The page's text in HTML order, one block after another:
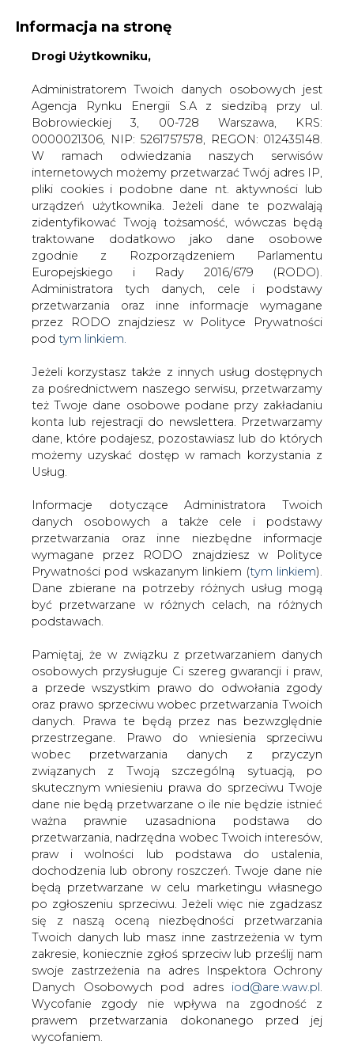
KONTAKT:
WYDAWCA PORTALU:
WYSOKI KONTRAST WIELKOŚĆ TEKSTU A A
ZALOGUJ SIĘ
WŁĄCZ CIRE.TV
Informacja na stronę
Drogi Użytkowniku,
Administratorem Twoich danych osobowych jest
Agencja Rynku Energii S.A z siedzibą przy ul.
Bobrowieckiej 3, 00-728 Warszawa, KRS:
0000021306, NIP: 5261757578, REGON: 012435148.
W ramach odwiedzania naszych serwisów
internetowych możemy przetwarzać Twój adres IP,
pliki cookies i podobne dane nt. aktywności lub
urządzeń użytkownika. Jeżeli dane te pozwalają
zidentyfikować Twoją tożsamość, wówczas będą
traktowane dodatkowo jako dane osobowe
zgodnie z Rozporządzeniem Parlamentu
Europejskiego i Rady 2016/679 (RODO).
Administratora tych danych, cele i podstawy
przetwarzania oraz inne informacje wymagane
przez RODO znajdziesz w Polityce Prywatności
pod tym linkiem.
Jeżeli korzystasz także z innych usług dostępnych
za pośrednictwem naszego serwisu, przetwarzamy
też Twoje dane osobowe podane przy zakładaniu
konta lub rejestracji do newslettera. Przetwarzamy
dane, które podajesz, pozostawiasz lub do których
możemy uzyskać dostęp w ramach korzystania z
Usług.
Informacje dotyczące Administratora Twoich
danych osobowych a także cele i podstawy
przetwarzania oraz inne niezbędne informacje
wymagane przez RODO znajdziesz w Polityce
Prywatności pod wskazanym linkiem (tym linkiem).
Dane zbierane na potrzeby różnych usług mogą
być przetwarzane w różnych celach, na różnych
podstawach.
Pamiętaj, że w związku z przetwarzaniem danych
osobowych przysługuje Ci szereg gwarancji i praw,
a przede wszystkim prawo do odwołania zgody
oraz prawo sprzeciwu wobec przetwarzania Twoich
danych. Prawa te będą przez nas bezwzględnie
przestrzegane. Prawo do wniesienia sprzeciwu
wobec przetwarzania danych z przyczyn
związanych z Twoją szczególną sytuacją, po
skutecznym wniesieniu prawa do sprzeciwu Twoje
dane nie będą przetwarzane o ile nie będzie istnieć
ważna prawnie uzasadniona podstawa do
przetwarzania, nadrzędna wobec Twoich interesów,
praw i wolności lub podstawa do ustalenia,
dochodzenia lub obrony roszczeń. Twoje dane nie
będą przetwarzane w celu marketingu własnego
po zgłoszeniu sprzeciwu. Jeżeli więc nie zgadzasz
się z naszą oceną niezbędności przetwarzania
Twoich danych lub masz inne zastrzeżenia w tym
zakresie, koniecznie zgłoś sprzeciw lub prześlij nam
swoje zastrzeżenia na adres Inspektora Ochrony
Danych Osobowych pod adres iod@are.waw.pl.
Wycofanie zgody nie wpływa na zgodność z
prawem przetwarzania dokonanego przed jej
wycofaniem.
Strona główna
SERWIS INFORMACYJNY CIRE
/ ME: wzrost cen energii efektem czynników
fundamentalnych
drukuj
skomentuj
udostępnij
ME: wzrost cen energii efektem
Wzrosty cen energii elektrycznej są
spowodowane wyższymi cenami paliwa
oraz kosztów emisji CO2 - ocenia
Ministerstwo Energii. Z informacji
resortu dla sejmowej komisji energii
wynika też, że energia w Polsce ciągle
jest tańsza niż w innych krajach UE.
W przedstawionej we wtorek sejmowej Komisji Energii i
Skarbu Państwa informacji, ME podkreśla, że hurtowa
cena energii elektrycznej jest ceną rynkową z rynku
zintegrowanego, na który wpływają czynniki globalne,
wpływające też na ceny na innych rynkach. Resort ocenia,
że największy wpływ mają czynniki fundamentalne - koszt
paliwa i uprawnień do emisji CO2, przy czym dominujący
udział węgla kamiennego w strukturze polskiej produkcji
energii ministerstwo uważa za okoliczność korzystną.
Polski węgiel jest bowiem kilkadziesiąt procent tańszy od